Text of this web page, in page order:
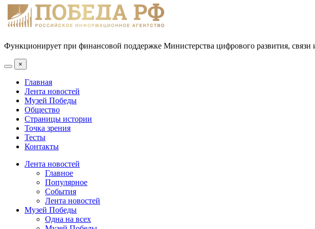
Функционирует при финансовой поддержке Министерства цифрового развития,
×
Главная
Лента новостей
Музей Победы
Общество
Страницы истории
Точка зрения
Тесты
Контакты
Лента новостей
Главное
Популярное
События
Лента новостей
Музей Победы
Одна на всех